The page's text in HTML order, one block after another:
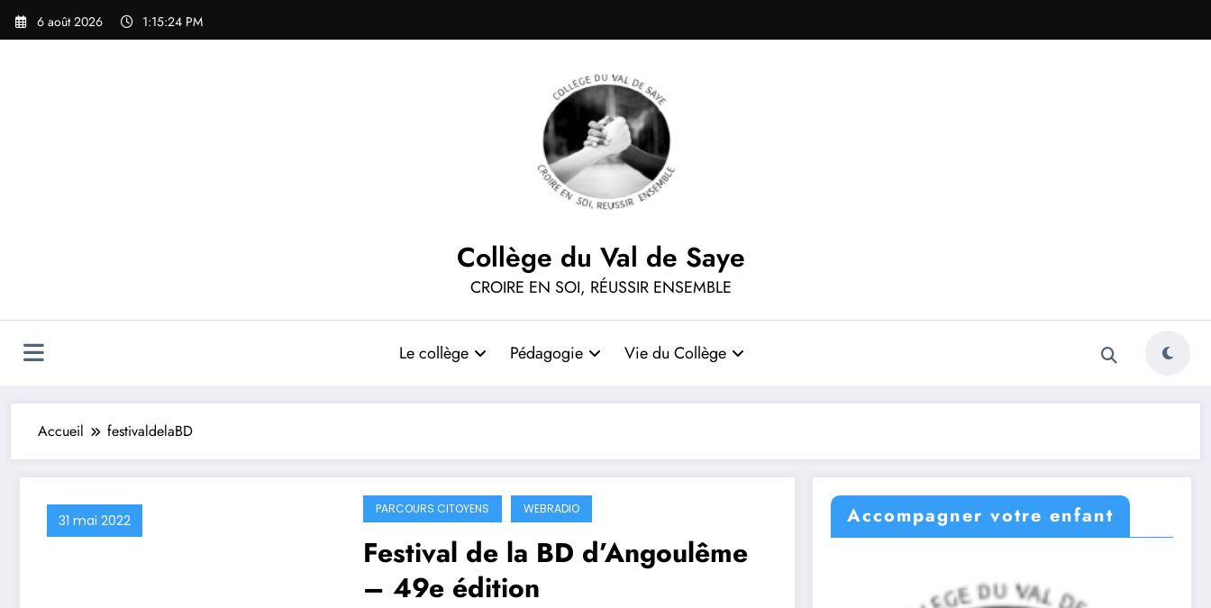
Aller
6 août 2026 1:15:25 PM
Collège du Val de Saye
CROIRE EN SOI, RÉUSSIR ENSEMBLE
Le collège Pédagogie Vie du Collège
Accueil festivaldelaBD
31 mai 2022
PARCOURS CITOYENS WEBRADIO
Festival de la BD d’Angoulême
– 49e édition
Accompagner votre enfant